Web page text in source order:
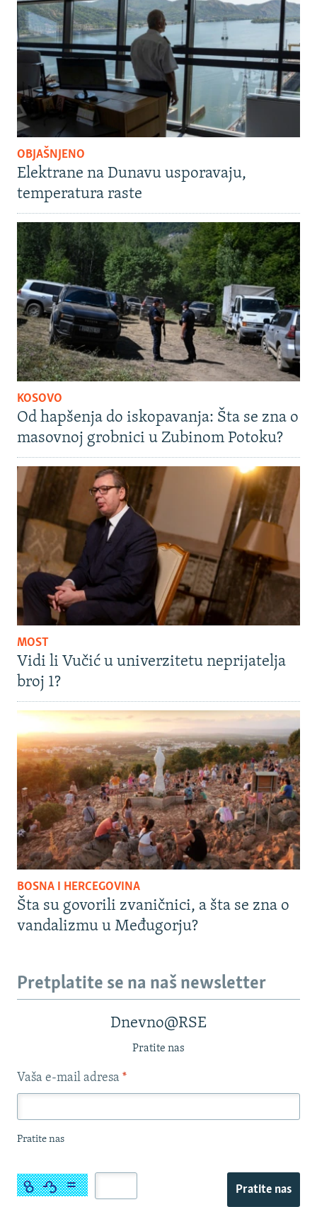
OBJAŠNJENO
Elektrane na Dunavu usporavaju,
temperatura raste
KOSOVO
Od hapšenja do iskopavanja: Šta se zna o
masovnoj grobnici u Zubinom Potoku?
MOST
Vidi li Vučić u univerzitetu neprijatelja
broj 1?
BOSNA I HERCEGOVINA
Šta su govorili zvaničnici, a šta se zna o
vandalizmu u Međugorju?
Pretplatite se na naš newsletter
Dnevno@RSE
Pratite nas
Vaša e-mail adresa *
Pratite nas
Pratite nas